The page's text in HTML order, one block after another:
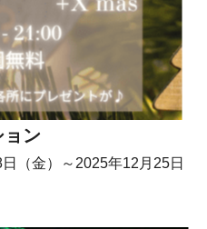
ン
（金）～2025年12月25日